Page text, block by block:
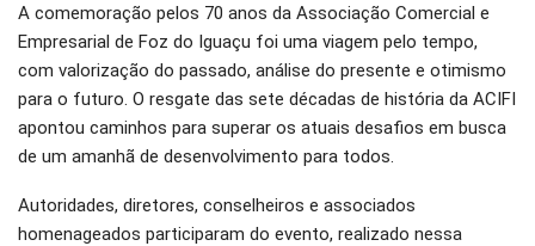
A comemoração pelos 70 anos da Associação Comercial e
Empresarial de Foz do Iguaçu foi uma viagem pelo tempo,
com valorização do passado, análise do presente e otimismo
para o futuro. O resgate das sete décadas de história da ACIFI
apontou caminhos para superar os atuais desafios em busca
de um amanhã de desenvolvimento para todos.
Autoridades, diretores, conselheiros e associados
homenageados participaram do evento, realizado nessa